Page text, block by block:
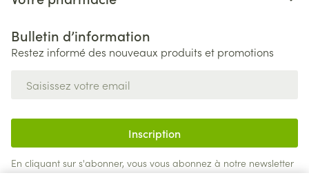
Bulletin d’information
Restez informé des nouveaux produits et promotions
Inscription
En cliquant sur s'abonner, vous vous abonnez à notre newsletter
et acceptez notrepolitique de confidentialité.